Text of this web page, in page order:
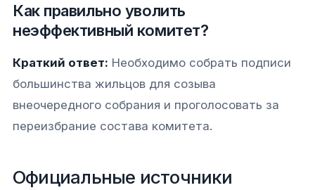
Как правильно уволить
неэффективный комитет?
Краткий ответ: Необходимо собрать подписи
большинства жильцов для созыва
внеочередного собрания и проголосовать за
переизбрание состава комитета.
Официальные источники